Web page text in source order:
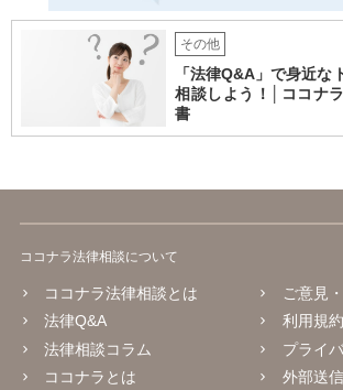
その他
「法律Q&A」で身近な
相談しよう！│ココナ
書
ココナラ法律相談について
ココナラ法律相談とは
法律Q&A
法律相談コラム
ココナラとは
ご意見
利用規約
プライ
外部送